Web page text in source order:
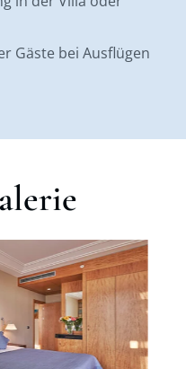
Gäste bei Ausflügen